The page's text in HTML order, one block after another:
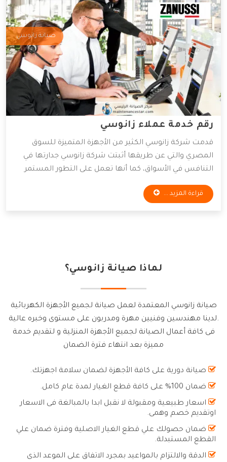
صيانة زانوسي
رقم خدمة عملاء زانوسي
قدمت شركة زانوسي الكثير من الأجهزة المتميزة للسوق
المصري والتي عن طريقها أثبتت شركة زانوسي جدارتها في
التنافس في الأسواق، كما أنها تعمل على التطور المستمر
لأجهزتها المتوفرة، و ذلك للعمل على راحة العميل بأكبر كم
من التطور التكنولوجي، وقد وفرت الشركة خدمات مهمة
قراءة المزيد ...
لماذا صيانة زانوسي؟
صيانة زانوسي المعتمدة لعمل صيانة لجميع الأجهزة الكهربائية
.لدينا مهندسين وفنيين مهرة ومدربون على مستوى وخبره عالية
فى كافة أعمال الصيانة لجميع الأجهزة المنزلية و لتقديم خدمة
مميزة بعد انتهاء فترة الضمان
صيانة دورية على كافة الأجهزة لضمان سلامة اجهزتك.
ضمان 100% على كافة قطع الغيار لمدة عام كامل.
اسعار طبيعية ومقبولة لا نقبل ابدا بالمبالغة فى الاسعار
اوتقديم خصم وهمى.
ضمان حصولك علي قطع الغيار الاصلية وفترة ضمان علي
القطع المستبدلة.
الدقة والالتزام بالمواعيد بمجرد الاتفاق على الموعد الذى